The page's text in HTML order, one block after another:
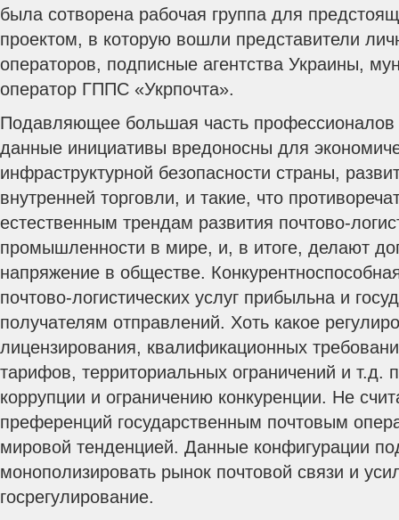
была сотворена рабочая группа для
проектом, в которую вошли представители
операторов, подписные агентства Украины,
оператор ГППС «Укрпочта».
Подавляющее большая часть профессионалов
данные инициативы вредоносны для
инфраструктурной безопасности страны,
внутренней торговли, и такие, что
естественным трендам развития почтово-
промышленности в мире, и, в итоге, делают
напряжение в обществе.
почтово-логистических услуг прибыльна и
получателям отправлений. Хоть какое
лицензирования, квалификационных
тарифов, территориальных ограничений и т.д.
коррупции и ограничению конкуренции. Не
преференций государственным почтовым
мировой тенденцией. Данные конфигурации
монополизировать рынок почтовой связи и
госрегулирование.